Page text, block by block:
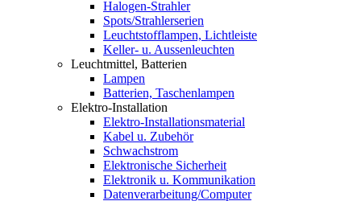
Halogen-Strahler
Spots/Strahlerserien
Leuchtstofflampen, Lichtleiste
Keller- u. Aussenleuchten
Leuchtmittel, Batterien
Lampen
Batterien, Taschenlampen
Elektro-Installation
Elektro-Installationsmaterial
Kabel u. Zubehör
Schwachstrom
Elektronische Sicherheit
Elektronik u. Kommunikation
Datenverarbeitung/Computer